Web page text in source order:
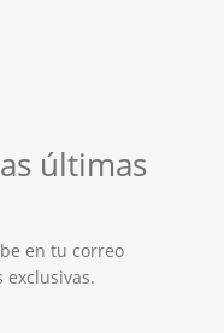
últimas
en tu correo
exclusivas.